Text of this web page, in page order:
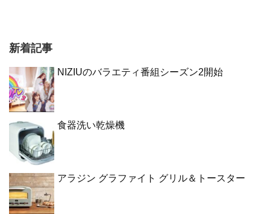
新着記事
NIZIUのバラエティ番組シーズン2開始
食器洗い乾燥機
アラジン グラファイト グリル＆トースター